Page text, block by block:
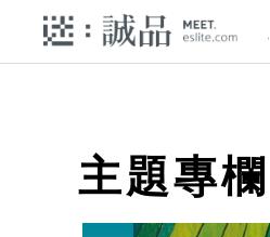
主題專欄